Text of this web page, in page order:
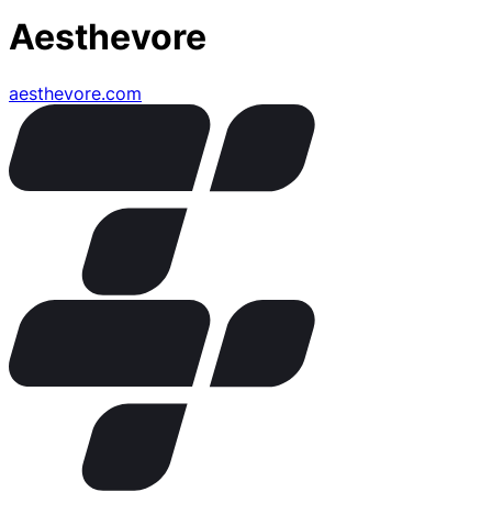
Aesthevore
aesthevore.com